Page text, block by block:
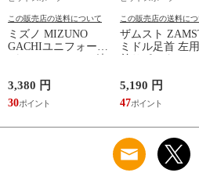
この販売店の送料について
ミズノ MIZUNO
GACHIユニフォーム
パンツ(ジュニア) 練
ォーム 練習用ユニフ
ォームパンツ GACHI
PANTS
3,380 円
30
この販売店の送料に
ザムスト
ミドル足首 左用
首サポーター
5,190 円
47